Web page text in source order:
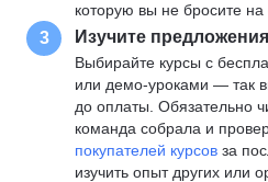
которую вы не бросите на
3 Изучите предложения
Выбирайте курсы с
или демо-уроками — так
до оплаты. Обязательно
команда собрала и
покупателей курсов за
изучить опыт других или